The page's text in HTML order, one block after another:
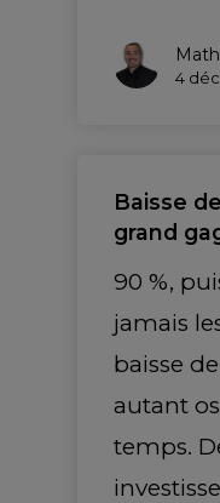
4
Baisse
grand
90 %,
jamais
baisse
autant
temps.